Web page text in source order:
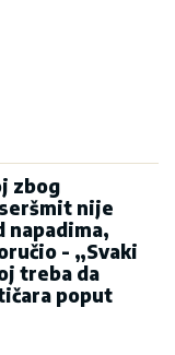
zbog
nije
napadima,
- „Svaki
treba da
poput